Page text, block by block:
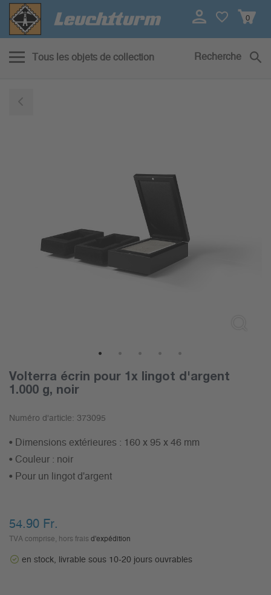
0
Tous les objets de collection Recherche
Volterra écrin pour 1x lingot d'argent
1.000 g, noir
Numéro d'article: 373095
• Dimensions extérieures : 160 x 95 x 46 mm
• Couleur : noir
• Pour un lingot d'argent
54.90 Fr.
TVA comprise, hors frais d'expédition
en stock, livrable sous 10-20 jours ouvrables